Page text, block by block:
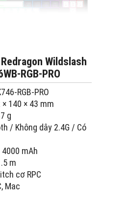
Wildslash
RGB-PRO
RGB-PRO
140 × 43 mm
g
/ Không dây 2.4G / Có
mAh
m
cơ RPC
Mac